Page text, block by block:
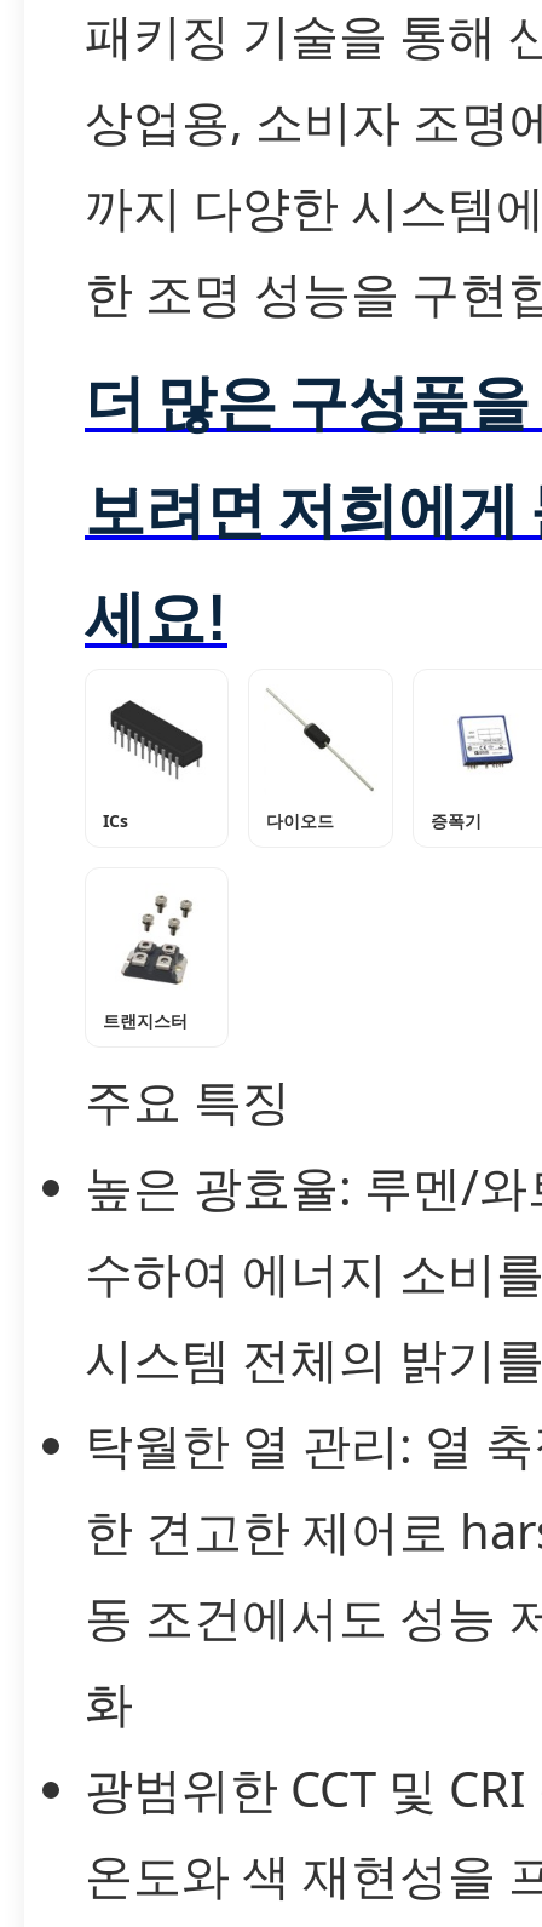
패키징 기술을 통해
상업용, 소비자 조명
까지 다양한 시스템
한 조명 성능을 구현
더 많은 구성품
보려면 저희에게
세요!
ICs 다이오드 증폭기
트랜지스터
주요 특징
높은 광효율: 루멘/
수하여 에너지 소비
시스템 전체의 밝기
탁월한 열 관리: 열
한 견고한 제어로
동 조건에서도 성능
화
광범위한 CCT 및
온도와 색 재현성을